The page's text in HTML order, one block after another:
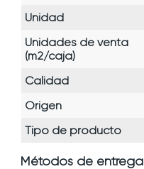
Unidad
Unidades de venta
(m2/caja)
Calidad
Origen
Tipo de producto
Métodos de entrega